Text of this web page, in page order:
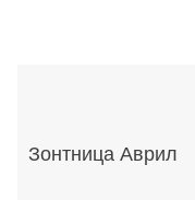
Зонтница Аврил